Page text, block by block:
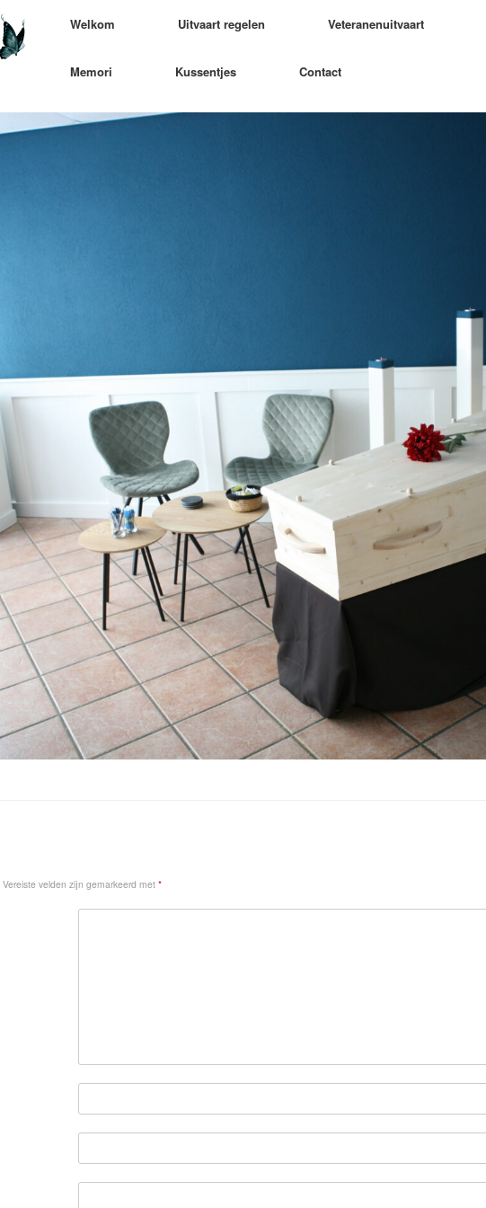
Welkom Uitvaart regelen Veteranenuitvaart
Memori Kussentjes
Contact
Vereiste velden zijn gemarkeerd met *